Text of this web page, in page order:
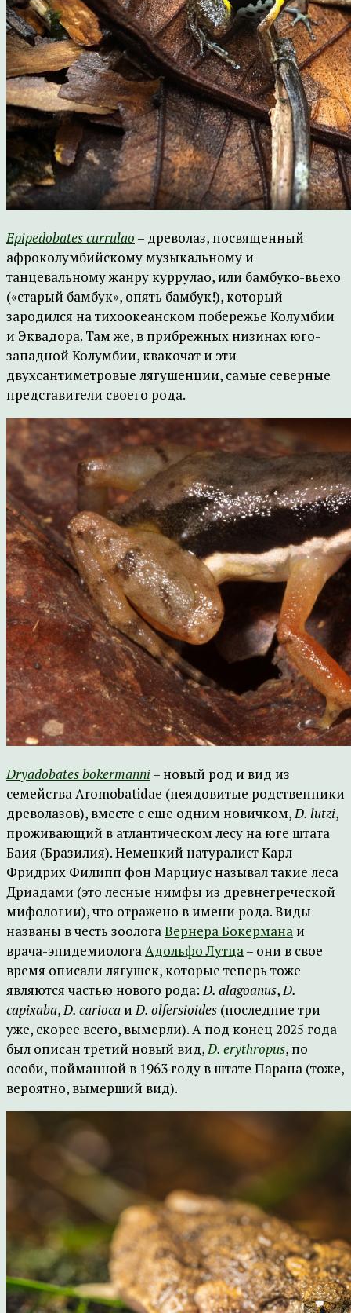
Epipedobatescurrulao – древолаз, посвященный
афроколумбийскому музыкальному и
танцевальному жанру куррулао, или бамбуко-вьехо
(«старый бамбук», опять бамбук!), который
зародился на тихоокеанском побережье Колумбии
и Эквадора. Там же, в прибрежных низинах юго-
западной Колумбии, квакочат и эти
двухсантиметровые лягушенции, самые северные
представители своего рода.
Dryadobatesbokermanni– новый род и вид из
семейства Aromobatidae (неядовитые родственники
древолазов), вместе с еще одним новичком,D. lutzi,
проживающий в атлантическом лесу на юге штата
Баия (Бразилия). Немецкий натуралист Карл
Фридрих Филипп фон Марциус называл такие леса
Дриадами (это лесные нимфы из древнегреческой
мифологии), что отражено в имени рода. Виды
названы в честь зоологаВернера Бокермана и
врача-эпидемиологаАдольфо Лутца– они в свое
время описали лягушек, которые теперь тоже
являются частью нового рода:D. alagoanus,D.
capixaba,D. carioca иD. olfersioides (последние три
уже, скорее всего, вымерли). А под конец 2025 года
был описан третий новый вид,D. erythropus, по
особи, пойманной в 1963 году в штате Парана (тоже,
вероятно, вымерший вид).